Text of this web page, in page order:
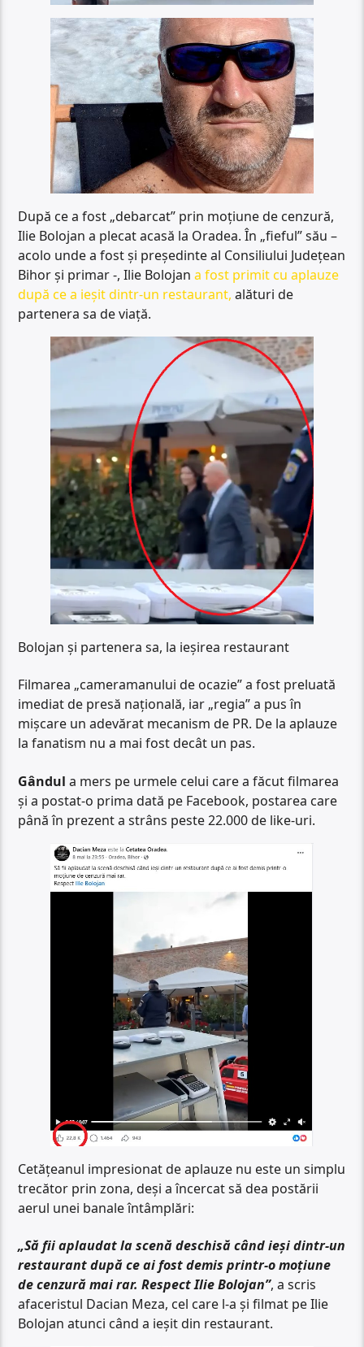
După ce a fost „debarcat” prin moțiune de cenzură,
Ilie Bolojan a plecat acasă la Oradea. În „fieful” său –
acolo unde a fost și președinte al Consiliului Județean
Bihor și primar -, Ilie Bolojana fost primit cu aplauze
după ce a ieșit dintr-un restaurant, alături de
partenera sa de viață.
Bolojan și partenera sa, la ieșirea restaurant
Filmarea „cameramanului de ocazie” a fost preluată
imediat de presă națională, iar „regia” a pus în
mișcare un adevărat mecanism de PR. De la aplauze
la fanatism nu a mai fost decât un pas.
Gândul a mers pe urmele celui care a făcut filmarea
și a postat-o prima dată pe Facebook, postarea care
până în prezent a strâns peste 22.000 de like-uri.
Cetățeanul impresionat de aplauze nu este un simplu
trecător prin zona, deși a încercat să dea postării
aerul unei banale întâmplări:
„Să fii aplaudat la scenă deschisă când ieși dintr-un
restaurant după ce ai fost demis printr-o moțiune
de cenzură mai rar. Respect Ilie Bolojan”, a scris
afaceristul Dacian Meza, cel care l-a și filmat pe Ilie
Bolojan atunci când a ieșit din restaurant.